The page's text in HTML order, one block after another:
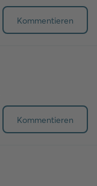
Kommentieren
Kommentieren